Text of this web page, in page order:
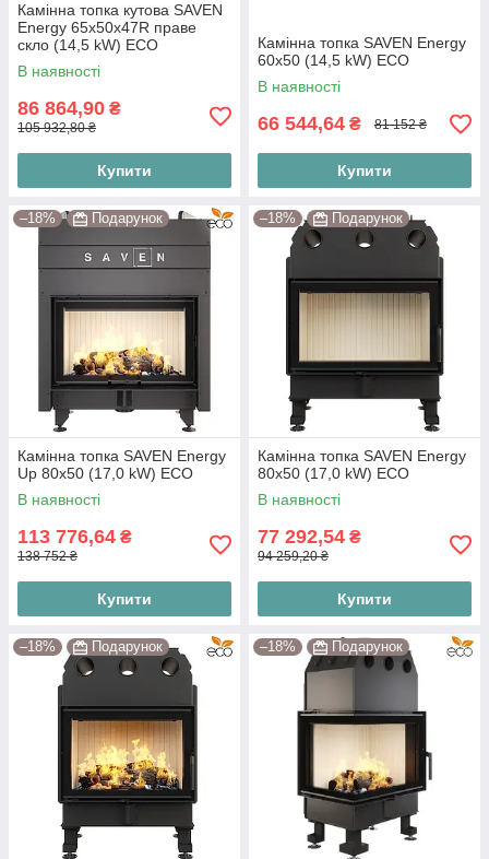
Камінна топка кутова SAVEN
Energy 65х50х47R праве
скло (14,5 kW) ECO
В наявності
86 864,90 ₴
105 932,80 ₴
Купити
Камінна топка SAVEN Energy
60х50 (14,5 kW) ECO
В наявності
66 544,64 ₴ 81 152 ₴
Купити
–18% Подарунок
Камінна топка SAVEN Energy
Up 80х50 (17,0 kW) ECO
В наявності
113 776,64 ₴
138 752 ₴
Купити
–18% Подарунок
Камінна топка SAVEN Energy
80х50 (17,0 kW) ECO
В наявності
77 292,54 ₴
94 259,20 ₴
Купити
–18% Подарунок –18% Подарунок